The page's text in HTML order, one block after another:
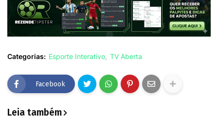
Categorias: Esporte Interativo TV Aberta
Facebook
Leia também